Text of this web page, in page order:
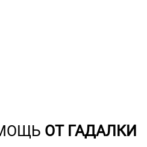
ОТ ГАДАЛКИ